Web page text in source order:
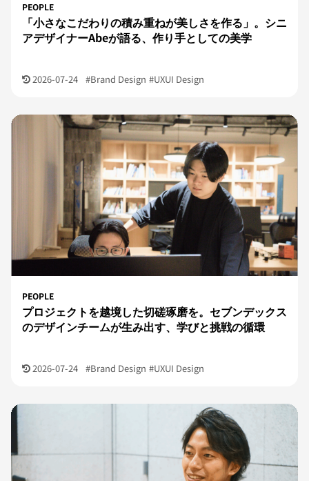
PEOPLE
「小さなこだわりの積み重ねが美しさを作る」。シニ
アデザイナーAbeが語る、作り手としての美学
2026-07-24 #Brand Design #UXUI Design
PEOPLE
プロジェクトを越境した切磋琢磨を。セブンデックス
のデザインチームが生み出す、学びと挑戦の循環
2026-07-24 #Brand Design #UXUI Design